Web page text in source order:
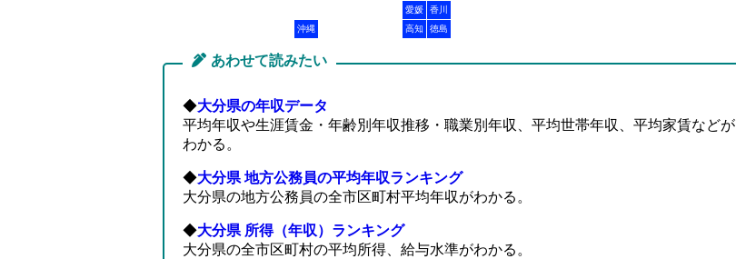
愛媛
香川
沖縄
高知 徳島
あわせて読みたい
◆大分県の年収データ
平均年収や生涯賃金・年齢別年収推移・職業別年収、平均世帯年収、平均家賃などが
わかる。
◆大分県 地方公務員の平均年収ランキング
大分県の地方公務員の全市区町村平均年収がわかる。
◆大分県 所得（年収）ランキング
大分県の全市区町村の平均所得、給与水準がわかる。